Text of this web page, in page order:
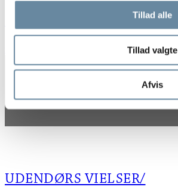
Tillad alle
Tillad valgte
Afvis
ROYALT BESØG I SKOVEN/
Ledreborg
UDENDØRS VIELSER/